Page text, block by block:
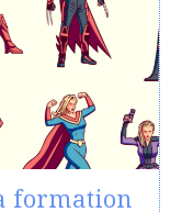
formation